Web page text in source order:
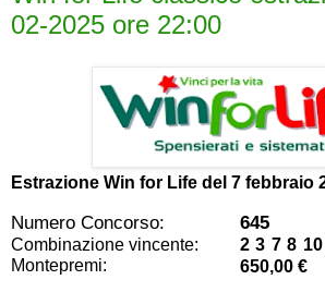
02-2025 ore 22:00
Estrazione Win for Life del 7 febbraio
Numero Concorso: 645
Combinazione vincente:
2 3 7 8
Montepremi:
650,00 €